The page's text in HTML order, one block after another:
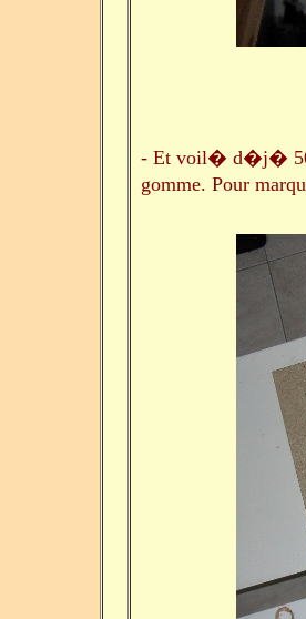
- Et voil� d�j� 50
gomme. Pour